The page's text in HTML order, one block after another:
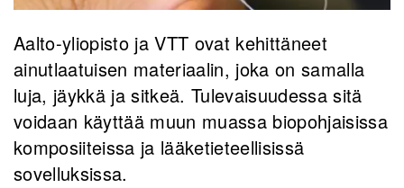
Aalto-yliopisto ja VTT ovat kehittäneet
ainutlaatuisen materiaalin, joka on samalla
luja, jäykkä ja sitkeä. Tulevaisuudessa sitä
voidaan käyttää muun muassa biopohjaisissa
komposiiteissa ja lääketieteellisissä
sovelluksissa.